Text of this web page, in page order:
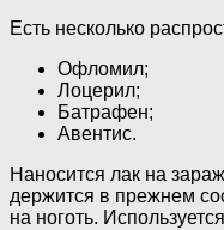
Есть несколько
Офломил;
Лоцерил;
Батрафен;
Авентис.
Наносится лак на
держится в прежнем
на ноготь.